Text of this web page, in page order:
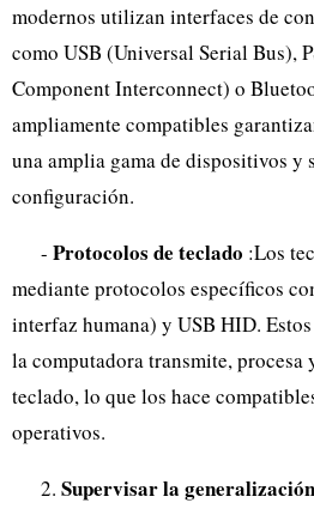
modernos utilizan interfaces de
como USB (Universal Serial Bus),
Component Interconnect) o
ampliamente compatibles
una amplia gama de dispositivos y
configuración.
- Protocolos de teclado :Los
mediante protocolos específicos
interfaz humana) y USB HID.
la computadora transmite, procesa
teclado, lo que los hace
operativos.
2. Supervisar la